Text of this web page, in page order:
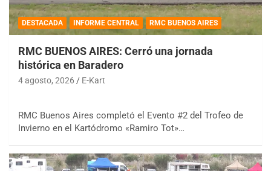
DESTACADA INFORME CENTRAL RMC BUENOS AIRES
RMC BUENOS AIRES: Cerró una jornada
histórica en Baradero
4 agosto, 2026 E-Kart
RMC Buenos Aires completó el Evento #2 del Trofeo de
Invierno en el Kartódromo «Ramiro Tot»…